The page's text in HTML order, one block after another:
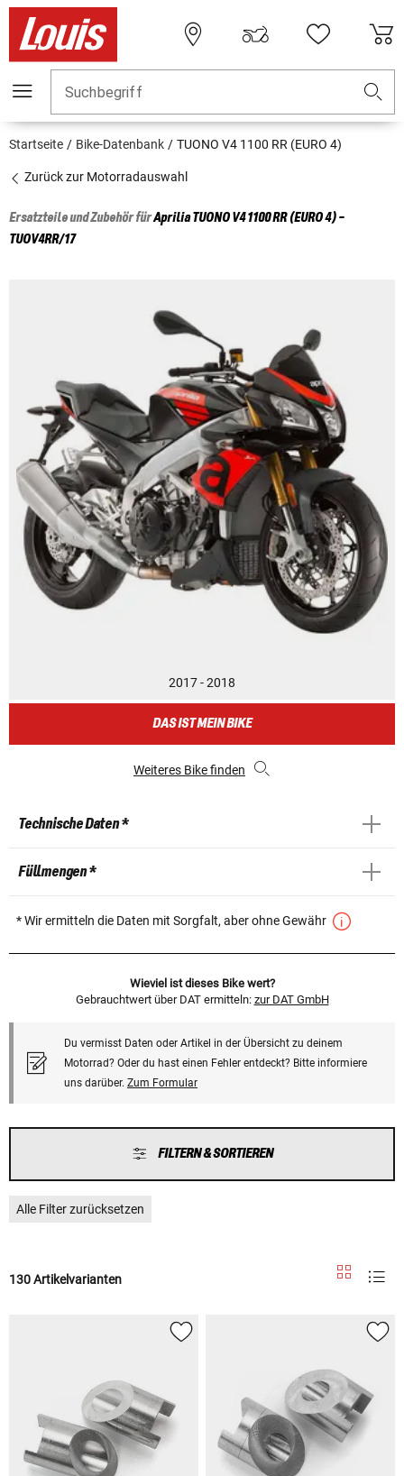
Suchbegriff
Startseite Bike-Datenbank TUONO V4 1100 RR (EURO 4)
Zurück zur Motorradauswahl
Ersatzteile und Zubehör fürApriliaTUONO V4 1100 RR (EURO 4) -
TUOV4RR/17
2017 - 2018
DAS IST MEIN BIKE
Weiteres Bike finden
Technische Daten *
Füllmengen *
* Wir ermitteln die Daten mit Sorgfalt, aber ohne Gewähr
Wieviel ist dieses Bike wert?
Gebrauchtwert über DAT ermitteln: zur DAT GmbH
Du vermisst Daten oder Artikel in der Übersicht zu deinem
Motorrad? Oder du hast einen Fehler entdeckt? Bitte informiere
uns darüber. Zum Formular
FILTERN & SORTIEREN
Alle Filter zurücksetzen
130 Artikelvarianten